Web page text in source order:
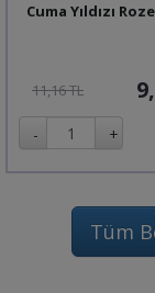
Cuma Yıldızı
11,16 TL
Tüm